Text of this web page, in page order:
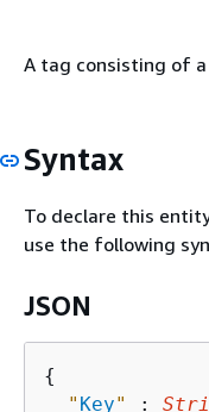
A tag consisting of
Syntax
To declare this
use the following
JSON
{
" Key" :